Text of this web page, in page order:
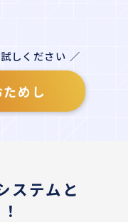
しください ／
めし
ステムと